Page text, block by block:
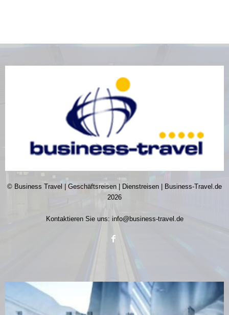
© Business Travel | Geschäftsreisen | Dienstreisen | Business-Travel.de
2026
Kontaktieren Sie uns: info@business-travel.de